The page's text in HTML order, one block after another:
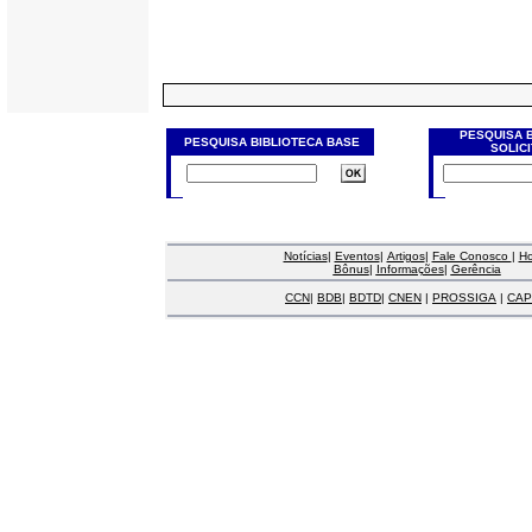
PESQUISA BIBLIOTECA BASE
PESQUISA
Notícias| Eventos| Artigos| Fale Conosco |
Bônus| Informações| Gerência
CCN| BDB| BDTD| CNEN | PROSSIGA |